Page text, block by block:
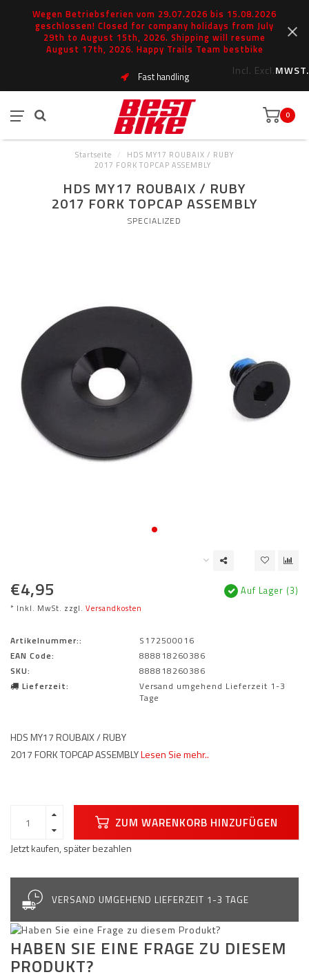
Wegen Betriebsferien vom 29.07.2026 bis 15.08.2026
geschlossen! Closed for company holidays from July
29th to August 15th, 2026. Shipping will resume
August 17th, 2026. Happy Trails Team bestbike
Incl. Excl.MWST.
Fast handling
0
Startseite /
HDS MY17 ROUBAIX / RUBY
2017 FORK TOPCAP ASSEMBLY
HDS MY17 ROUBAIX / RUBY
2017 FORK TOPCAP ASSEMBLY
SPECIALIZED
€4,95
* Inkl. MwSt. zzgl. Versandkosten
Auf Lager (3)
Artikelnummer::
S172500016
EAN Code:
888818260386
SKU:
888818260386
Lieferzeit:
Versand umgehend Lieferzeit 1-3
Tage
HDS MY17 ROUBAIX / RUBY
2017 FORK TOPCAP ASSEMBLYLesen Sie mehr..
ZUM WARENKORB HINZUFÜGEN
Jetzt kaufen, später bezahlen
VERSAND UMGEHEND LIEFERZEIT 1-3 TAGE
HABEN SIE EINE FRAGE ZU DIESEM
PRODUKT?